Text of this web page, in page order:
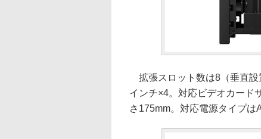
拡張スロット数は8（垂直設
インチ×4。対応ビデオカード
さ175mm。対応電源タイプは